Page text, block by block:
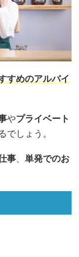
すめのアルバイ
やプライベート
でしょう。
事、 単発でのお